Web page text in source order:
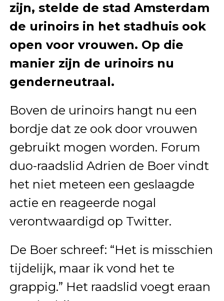
zijn, stelde de stad Amsterdam
de urinoirs in het stadhuis ook
open voor vrouwen. Op die
manier zijn de urinoirs nu
genderneutraal.
Boven de urinoirs hangt nu een
bordje dat ze ook door vrouwen
gebruikt mogen worden. Forum
duo-raadslid Adrien de Boer vindt
het niet meteen een geslaagde
actie en reageerde nogal
verontwaardigd op Twitter.
De Boer schreef: “Het is misschien
tijdelijk, maar ik vond het te
grappig.” Het raadslid voegt eraan